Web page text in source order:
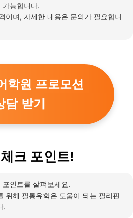
가능합니다.
이며, 자세한 내용은 문의가 필요합니
학원 프로모션
담 받기
크 포인트!
인트를 살펴보세요.
위해 필통유학은 도움이 되는 필리핀
.